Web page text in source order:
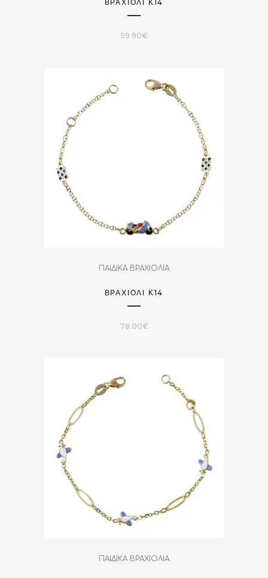
ΒΡΑΧΙΌΛΙ Κ14
59.90€
ΠΑΙΔΙΚΑ ΒΡΑΧΙΟΛΙΑ
ΒΡΑΧΙΌΛΙ Κ14
78.00€
ΠΑΙΔΙΚΑ ΒΡΑΧΙΟΛΙΑ